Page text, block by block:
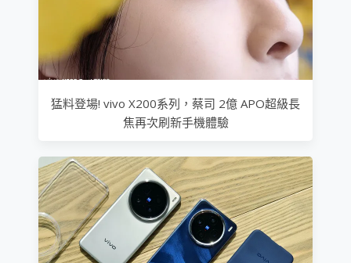
猛料登場! vivo X200系列，蔡司 2億 APO超級長
焦再次刷新手機體驗